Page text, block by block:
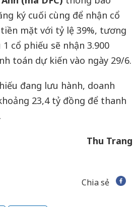
ký cuối cùng để nhận cổ
mặt với tỷ lệ 39%, tương
cổ phiếu sẽ nhận 3.900
toán dự kiến vào ngày 29/6.
đang lưu hành, doanh
23,4 tỷ đồng để thanh
Thu Trang
Chia sẻ